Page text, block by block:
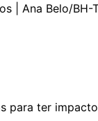
| Ana Belo/BH-
para ter